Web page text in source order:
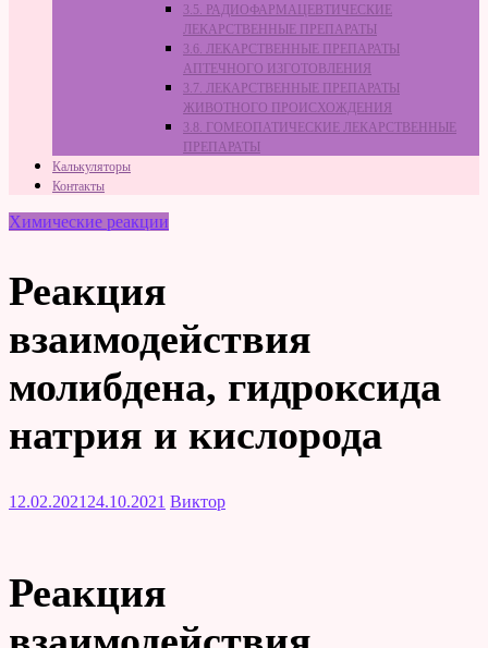
3.5. РАДИОФАРМАЦЕВТИЧЕСКИЕ
ЛЕКАРСТВЕННЫЕ ПРЕПАРАТЫ
3.6. ЛЕКАРСТВЕННЫЕ ПРЕПАРАТЫ
АПТЕЧНОГО ИЗГОТОВЛЕНИЯ
3.7. ЛЕКАРСТВЕННЫЕ ПРЕПАРАТЫ
ЖИВОТНОГО ПРОИСХОЖДЕНИЯ
3.8. ГОМЕОПАТИЧЕСКИЕ ЛЕКАРСТВЕННЫЕ
ПРЕПАРАТЫ
Калькуляторы
Контакты
Химические реакции
Реакция
взаимодействия
молибдена, гидроксида
натрия и кислорода
12.02.2021 24.10.2021 Виктор
Реакция